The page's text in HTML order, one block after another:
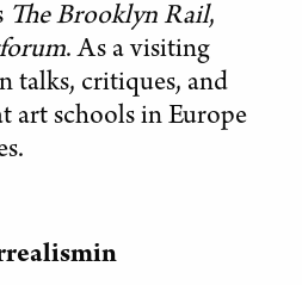
The Brooklyn Rail,
. As a visiting
talks, critiques, and
art schools in Europe